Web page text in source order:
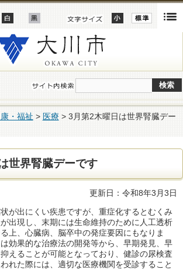
・福祉 > 医療 > 3月第2木曜日は世界腎臓デー
世界腎臓デーです
更新日：令和8年3月3日
が出にくい疾患ですが、重症化するとむくみ
出現し、末期には生命維持のために人工透析
上、心臓病、脳卒中の発症要因にもなりま
効果的な治療法の開発等から、早期発見、早
えることが可能となっており、健診の尿検査
れた際には、適切な医療機関を受診すること